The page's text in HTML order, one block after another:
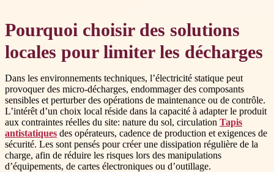
Pourquoi choisir des solutions
locales pour limiter les décharges
Dans les environnements techniques, l’électricité statique peut
provoquer des micro-décharges, endommager des composants
sensibles et perturber des opérations de maintenance ou de contrôle.
L’intérêt d’un choix local réside dans la capacité à adapter le produit
aux contraintes réelles du site: nature du sol, circulation Tapis
antistatiques des opérateurs, cadence de production et exigences de
sécurité. Les sont pensés pour créer une dissipation régulière de la
charge, afin de réduire les risques lors des manipulations
d’équipements, de cartes électroniques ou d’outillage.